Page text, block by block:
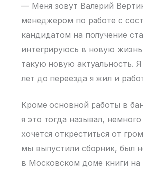
— Меня зовут Валерий
менеджером по работе с
кандидатом на получение
интегрируюсь в новую
такую новую актуальность.
лет до переезда я жил и
Кроме основной работы в
я это тогда называл,
хочется откреститься от
мы выпустили сборник, был
в Московском доме книги